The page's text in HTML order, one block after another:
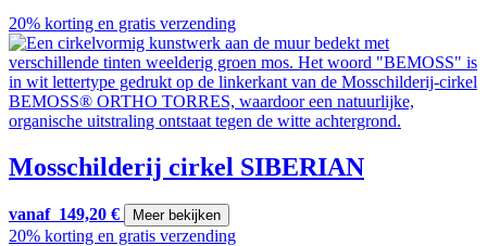
20% korting en gratis verzending
Mosschilderij cirkel SIBERIAN
vanaf 149,20 € Meer bekijken
20% korting en gratis verzending